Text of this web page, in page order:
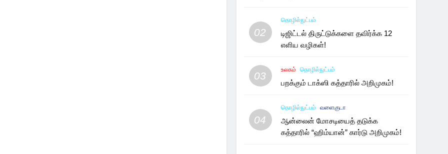
02
தொழில்நுட்பம்
டிஜிட்டல் திருட்டுக்களை தவிர்க்க 12
எளிய வழிகள்!
03
உலகம் தொழில்நுட்பம்
பறக்கும் டாக்ஸி கத்தாரில் அறிமுகம்!
04
தொழில்நுட்பம் வளைகுடா
ஆன்லைன் மோசடியைத் தடுக்க
கத்தாரில் “ஹிம்யான்” கார்டு அறிமுகம்!